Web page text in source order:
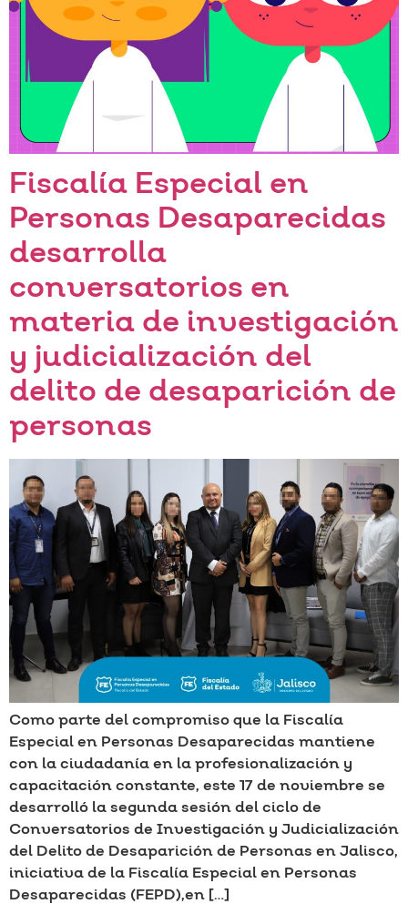
Fiscalía Especial en
Personas Desaparecidas
desarrolla
conversatorios en
materia de investigación
y judicialización del
delito de desaparición de
personas
Como parte del compromiso que la Fiscalía
Especial en Personas Desaparecidas mantiene
con la ciudadanía en la profesionalización y
capacitación constante, este 17 de noviembre se
desarrolló la segunda sesión del ciclo de
Conversatorios de Investigación y Judicialización
del Delito de Desaparición de Personas en Jalisco,
iniciativa de la Fiscalía Especial en Personas
Desaparecidas (FEPD),en […]